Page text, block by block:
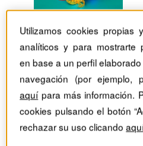
Utilizamos cookies
analíticos y para mostrarte
en base a un perfil
navegación (por ejemplo,
aquípara más información.
cookies pulsando el botón
rechazar su uso clicando